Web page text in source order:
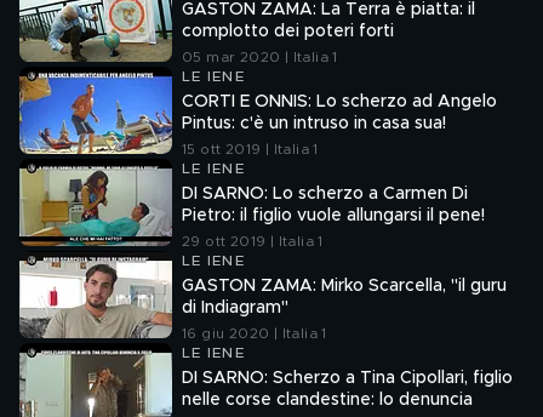
GASTON ZAMA: La Terra è piatta: il
complotto dei poteri forti
05 mar 2020 | Italia 1
LE IENE
CORTI E ONNIS: Lo scherzo ad Angelo
Pintus: c'è un intruso in casa sua!
15 ott 2019 | Italia 1
LE IENE
DI SARNO: Lo scherzo a Carmen Di
Pietro: il figlio vuole allungarsi il pene!
29 ott 2019 | Italia 1
LE IENE
GASTON ZAMA: Mirko Scarcella, "il guru
di Indiagram"
16 giu 2020 | Italia 1
LE IENE
DI SARNO: Scherzo a Tina Cipollari, figlio
nelle corse clandestine: lo denuncia